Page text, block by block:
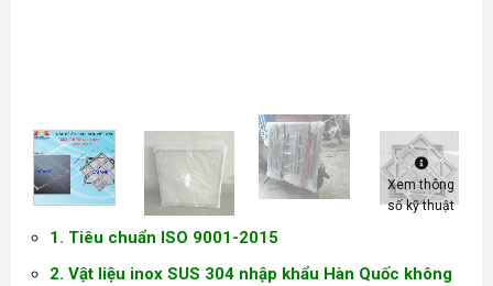
Xem thông
số kỹ thuật
1. Tiêu chuẩn ISO 9001-2015
2. Vật liệu inox SUS 304 nhập khẩu Hàn Quốc không